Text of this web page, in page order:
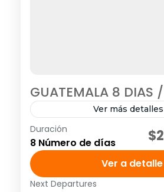
GUATEMALA 8 DIAS
Ver más detalles
SALIDAS: MARTES,
SABADO Visitando:Antigua
Mercado de
Panajachel, Lago de
América,México
Duración
8 Número de días
Ver a detalle
Next Departures